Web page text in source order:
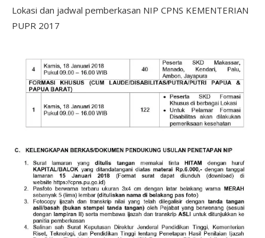
Lokasi dan jadwal pemberkasan NIP CPNS KEMENTERIAN
PUPR 2017